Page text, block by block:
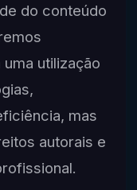
do conteúdo
utilização
mas
autorais e